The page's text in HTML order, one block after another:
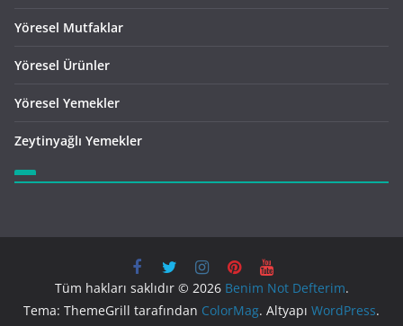
Yöresel Mutfaklar
Yöresel Ürünler
Yöresel Yemekler
Zeytinyağlı Yemekler
Tüm hakları saklıdır © 2026 Benim Not Defterim.
Tema: ThemeGrill tarafından ColorMag. Altyapı WordPress.